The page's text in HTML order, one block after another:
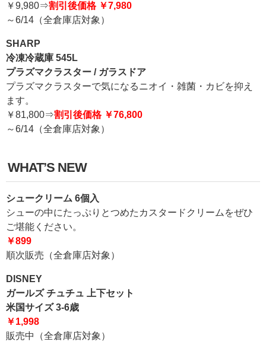
￥9,980⇒割引後価格 ￥7,980
～6/14（全倉庫店対象）
SHARP
冷凍冷蔵庫 545L
プラズマクラスター / ガラスドア
プラズマクラスターで気になるニオイ・雑菌・カビを抑え
ます。
￥81,800⇒割引後価格 ￥76,800
～6/14（全倉庫店対象）
WHAT’S NEW
シュークリーム 6個入
シューの中にたっぷりとつめたカスタードクリームをぜひ
ご堪能ください。
￥899
順次販売（全倉庫店対象）
DISNEY
ガールズ チュチュ 上下セット
米国サイズ 3-6歳
￥1,998
販売中（全倉庫店対象）